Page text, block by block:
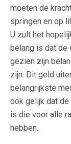
moeten de
springen en op
U zult het
belang is dat de
gezien zijn
zijn. Dit geld
belangrijkste
ook gelijk dat
is die voor alle
hebben.